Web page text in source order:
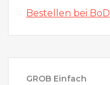
Bestellen bei BoD
GROB Einfach